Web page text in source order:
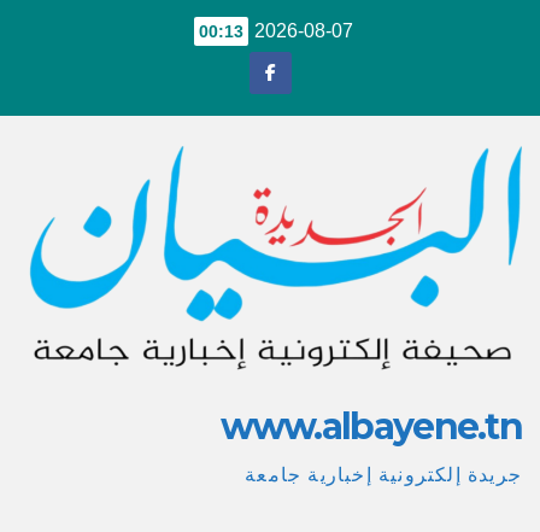
2026-08-07
00:13
www.albayene.tn
جريدة إلكترونية إخبارية جامعة